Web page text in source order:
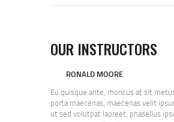
OUR INSTRUCTORS
RONALD MOORE
Eu quisque ante, rhoncus at sit
porta maecenas, maecenas velit
ut sed volutpat laoreet, phasellus